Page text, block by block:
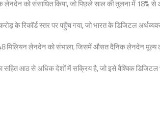
को संसाधित किया, जो पिछले साल की तुलना में 18%
रिकॉर्ड स्तर पर पहुँच गया, जो भारत के डिजिटल
मिलियन लेनदेन को संभाला, जिसमें औसत दैनिक लेनदेन
सहित आठ से अधिक देशों में सक्रिय है, जो इसे वैश्विक